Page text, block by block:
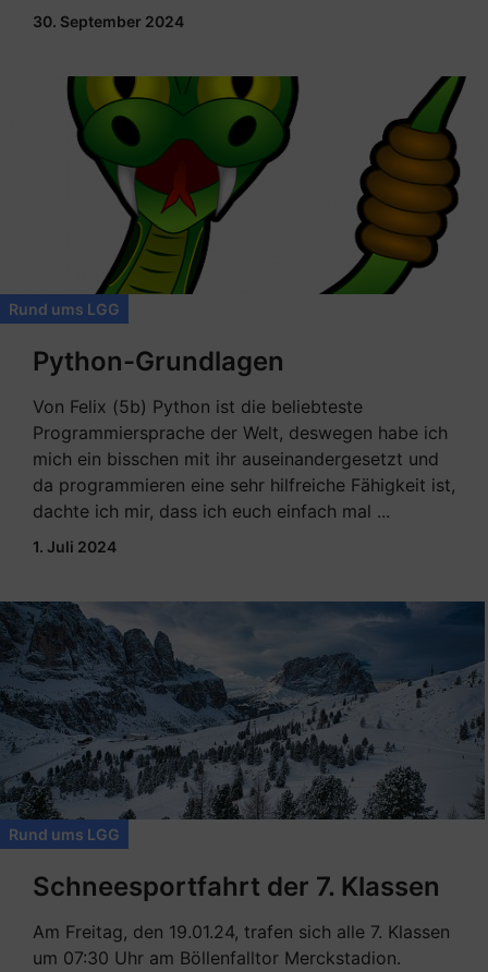
30. September 2024
Rund ums LGG
Python-Grundlagen
Von Felix (5b) Python ist die beliebteste
Programmiersprache der Welt, deswegen habe ich
mich ein bisschen mit ihr auseinandergesetzt und
da programmieren eine sehr hilfreiche Fähigkeit ist,
dachte ich mir, dass ich euch einfach mal ...
1. Juli 2024
Rund ums LGG
Schneesportfahrt der 7. Klassen
Am Freitag, den 19.01.24, trafen sich alle 7. Klassen
um 07:30 Uhr am Böllenfalltor Merckstadion.